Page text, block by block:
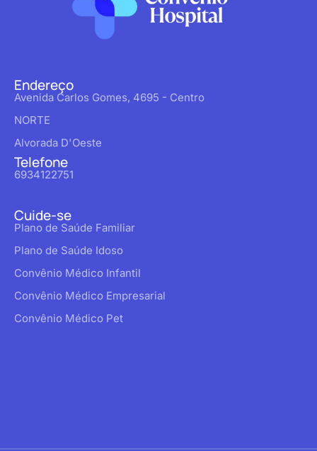
Endereço
Avenida Carlos Gomes, 4695 - Centro
NORTE
Alvorada D'Oeste
Telefone
6934122751
Cuide-se
Plano de Saúde Familiar
Plano de Saúde Idoso
Convênio Médico Infantil
Convênio Médico Empresarial
Convênio Médico Pet